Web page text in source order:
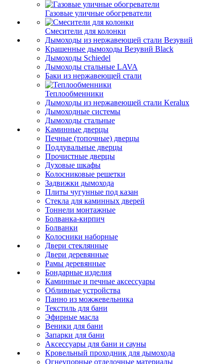
Газовые уличные обогреватели
Смесители для колонки
Дымоходы из нержавеющей стали Везувий
Крашенные дымоходы Везувий Black
Дымоходы Schiedel
Дымоходы стальные LAVA
Баки из нержавеющей стали
Теплообменники
Дымоходы из нержавеющей стали Keralux
Дымоходные системы
Дымоходы стальные
Каминные дверцы
Печные (топочные) дверцы
Поддувальные дверцы
Прочистные дверцы
Духовые шкафы
Колосниковые решетки
Задвижки дымохода
Плиты чугунные под казан
Стекла для каминных дверей
Тоннели монтажные
Болванка-кирпич
Болванки
Колосники наборные
Двери стеклянные
Двери деревянные
Рамы деревянные
Бондарные изделия
Каминные и печные аксессуары
Обливные устройства
Панно из можжевельника
Текстиль для бани
Эфирные масла
Веники для бани
Запарки для бани
Аксессуары для бани и сауны
Кровельный проходник для дымохода
Огнеупорные отделочные материалы